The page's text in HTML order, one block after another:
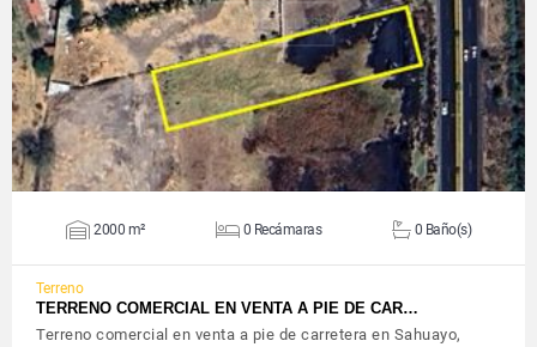
VER DETALLES
2000 m² 0 Recámaras 0 Baño(s)
Terreno
TERRENO COMERCIAL EN VENTA A PIE DE CAR…
Terreno comercial en venta a pie de carretera en Sahuayo,